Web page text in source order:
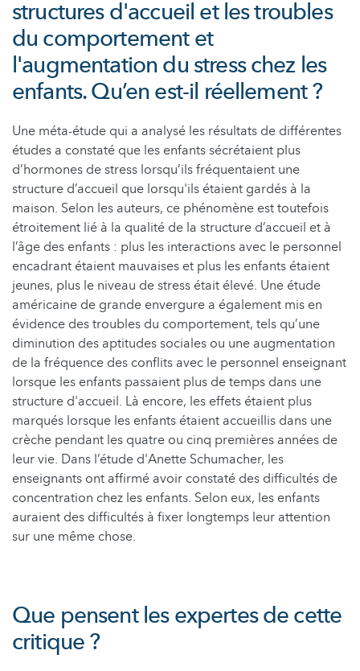
structures d'accueil et les troubles
du comportement et
l'augmentation du stress chez les
enfants. Qu’en est-il réellement ?
Une méta-étude qui a analysé les résultats de différentes
études a constaté que les enfants sécrétaient plus
d’hormones de stress lorsqu’ils fréquentaient une
structure d’accueil que lorsqu'ils étaient gardés à la
maison. Selon les auteurs, ce phénomène est toutefois
étroitement lié à la qualité de la structure d’accueil et à
l’âge des enfants : plus les interactions avec le personnel
encadrant étaient mauvaises et plus les enfants étaient
jeunes, plus le niveau de stress était élevé. Une étude
américaine de grande envergure a également mis en
évidence des troubles du comportement, tels qu’une
diminution des aptitudes sociales ou une augmentation
de la fréquence des conflits avec le personnel enseignant
lorsque les enfants passaient plus de temps dans une
structure d'accueil. Là encore, les effets étaient plus
marqués lorsque les enfants étaient accueillis dans une
crèche pendant les quatre ou cinq premières années de
leur vie. Dans l’étude d'Anette Schumacher, les
enseignants ont affirmé avoir constaté des difficultés de
concentration chez les enfants. Selon eux, les enfants
auraient des difficultés à fixer longtemps leur attention
sur une même chose.
Que pensent les expertes de cette
critique ?